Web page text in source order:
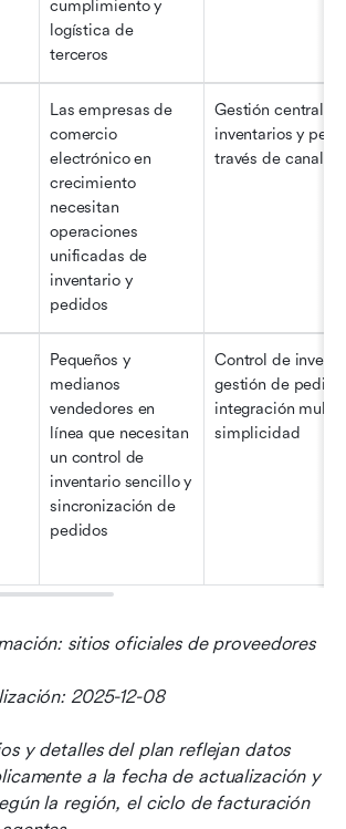
cumplimiento y
logística de
terceros
Las empresas de
comercio
electrónico en
crecimiento
necesitan
operaciones
unificadas de
inventario y
pedidos
Gestión
inventarios y
través de
Pequeños y
medianos
vendedores en
línea que necesitan
un control de
inventario sencillo y
sincronización de
pedidos
Control de
gestión de
integración
simplicidad
sitios oficiales de proveedores
2025-12-08
y detalles del plan reflejan datos
a la fecha de actualización y
la región, el ciclo de facturación